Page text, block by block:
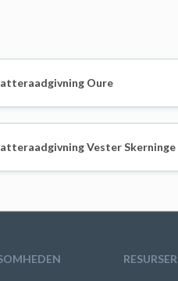
Oure
Vester Skerninge
RESURSER